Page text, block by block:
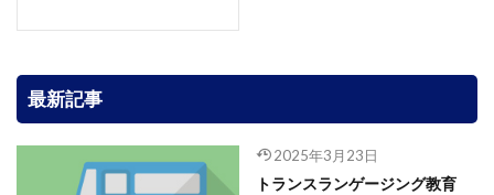
最新記事
2025年3月23日
トランスランゲージング教育